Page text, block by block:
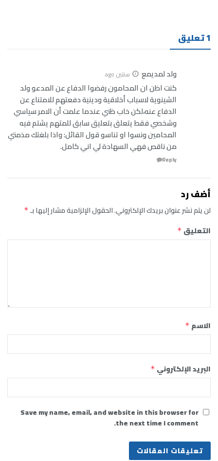
1 تعليق
ولد لمديمع سنتين ago
كنت اظن ان المحامون رفضوا الدفاع عن المدعو ولد
الشينوية لاسباب أخلاقية ودينية دفعتهم للامتناع عن
الدفاع عنه،لكن خاب ظني عندما علمت أن الامر سياسي
وشخصي فقط يتعلق بتعليق سابق للمتهم يشتم فيه
المحامين ونسوا او تناسو قول القائل: واذا بلغتك مذمتي
من ناقص فهي السهادة لي اني كامل.
Reply
أضف رد
لن يتم نشر عنوان بريدك الإلكتروني.الحقول الإلزامية مشار إليها بـ*
التعليق *
الاسم *
البريد الإلكتروني *
Save my name, email, and website in this browser for
the next time I comment.